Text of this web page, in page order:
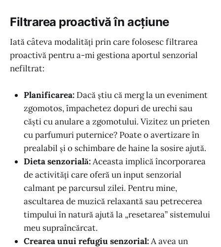
Filtrarea proactivă în acțiune
Iată câteva modalități prin care folosesc filtrarea
proactivă pentru a-mi gestiona aportul senzorial
nefiltrat:
Planificarea: Dacă știu că merg la un eveniment
zgomotos, împachetez dopuri de urechi sau
căști cu anulare a zgomotului. Vizitez un prieten
cu parfumuri puternice? Poate o avertizare în
prealabil și o schimbare de haine la sosire ajută.
Dieta senzorială:Aceasta implică încorporarea
de activități care oferă un input senzorial
calmant pe parcursul zilei. Pentru mine,
ascultarea de muzică relaxantă sau petrecerea
timpului în natură ajută la „resetarea” sistemului
meu supraîncărcat.
Crearea unui refugiu senzorial:A avea un